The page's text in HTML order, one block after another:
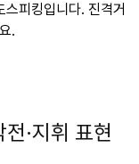
스피킹입니다. 진격거
.
·지휘 표현